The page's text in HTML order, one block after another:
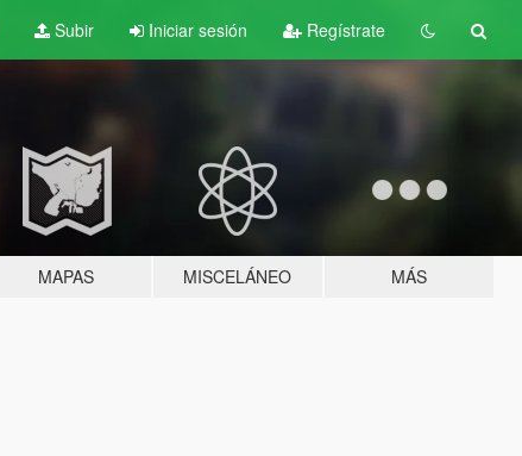
Subir Iniciar sesión Regístrate
MAPAS MISCELÁNEO MÁS